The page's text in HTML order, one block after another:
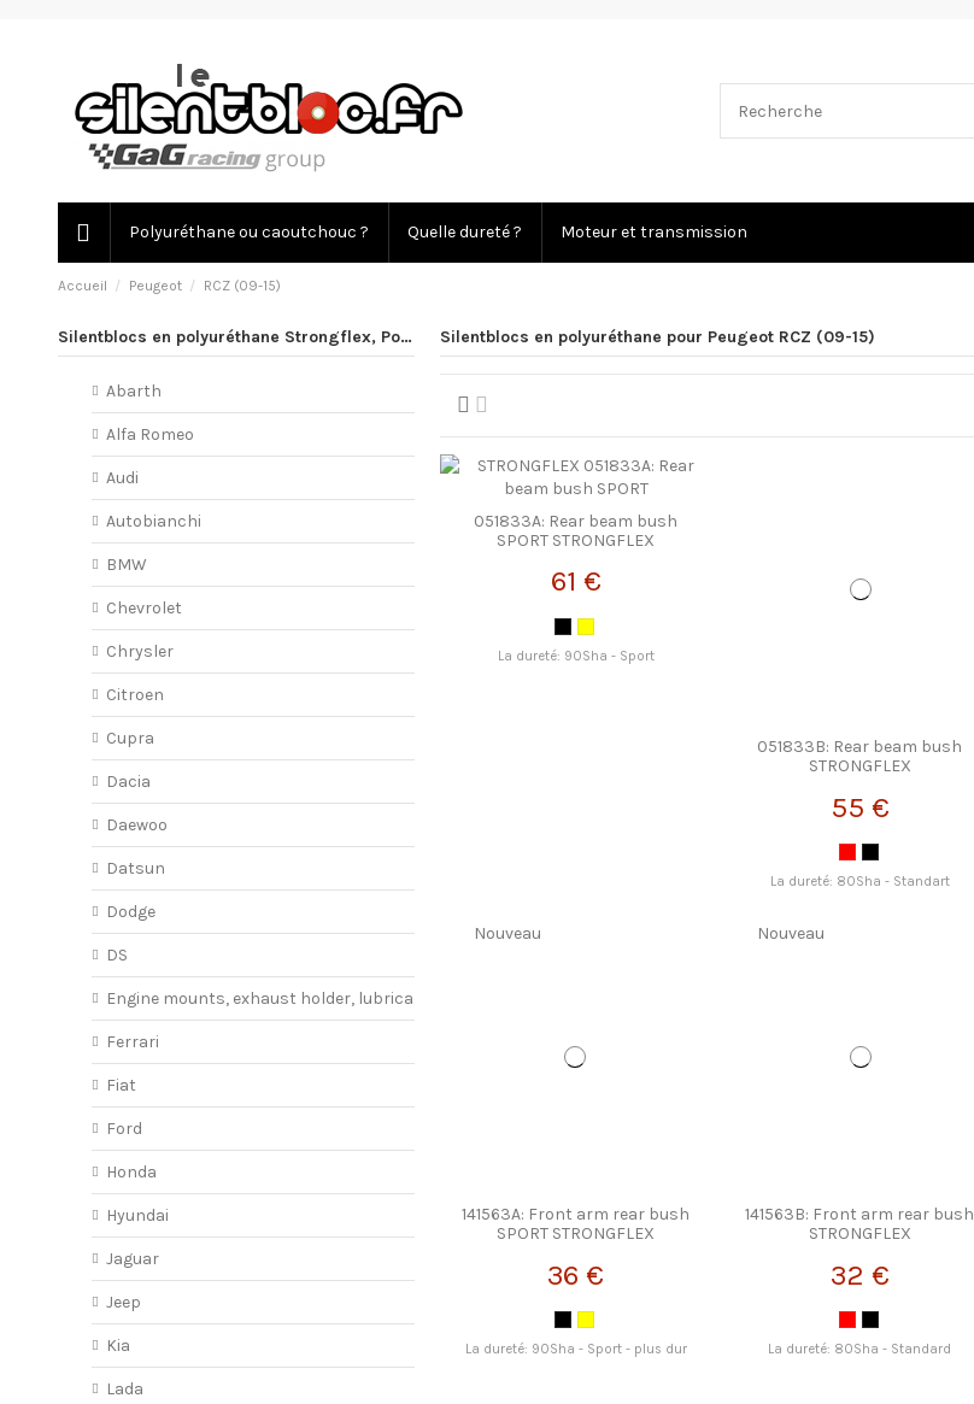
Polyuréthane ou caoutchouc ? Quelle dureté ? Moteur et transmission
Accueil Peugeot RCZ (09-15)
Silentblocs en polyuréthane pour Peugeot RCZ (09-15)
051833A: Rear beam bush
SPORT STRONGFLEX
61 €
La dureté: 90Sha - Sport
051833B: Rear beam bush
STRONGFLEX
55 €
La dureté: 80Sha - Standart
Nouveau
141563A: Front arm rear bush
SPORT STRONGFLEX
36 €
La dureté: 90Sha - Sport - plus dur
Nouveau
141563B: Front arm rear bush
STRONGFLEX
32 €
La dureté: 80Sha - Standard
Silentblocs en polyuréthane Strongflex, PowerFlex
Abarth
Alfa Romeo
Audi
Autobianchi
BMW
Chevrolet
Chrysler
Citroen
Cupra
Dacia
Daewoo
Datsun
Dodge
DS
Engine mounts, exhaust holder, lubricant
Ferrari
Fiat
Ford
Honda
Hyundai
Jaguar
Jeep
Kia
Lada